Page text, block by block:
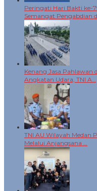
Peringati Hari Bakti ke-
Semangat Pengabdian
Kenang Jasa Pahlawan
Angkatan Udara, TNI A…
TNI AU Wilayah Medan
Melalui Anjangsana …